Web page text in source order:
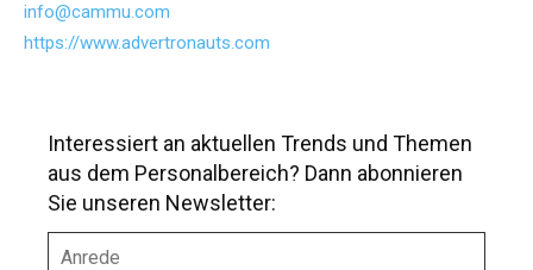
info@cammu.com
https://www.advertronauts.com
Interessiert an aktuellen Trends und Themen
aus dem Personalbereich? Dann abonnieren
Sie unseren Newsletter: